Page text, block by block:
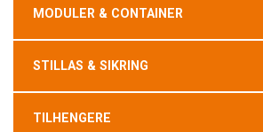
MODULER & CONTAINER
STILLAS & SIKRING
TILHENGERE